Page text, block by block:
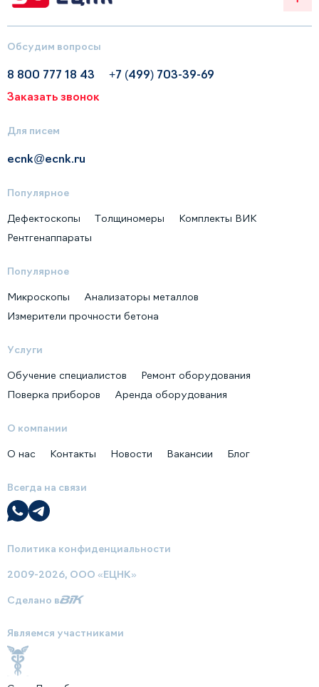
Обсудим вопросы
8 800 777 18 43
+7 (499) 703-39-69
Заказать звонок
Для писем
ecnk@ecnk.ru
Популярное
Дефектоскопы Толщиномеры
Комплекты ВИК
Рентгенаппараты
Популярное
Микроскопы
Анализаторы металлов
Измерители прочности бетона
Услуги
Обучение специалистов
Ремонт оборудования
Поверка приборов
Аренда оборудования
О компании
О нас Контакты Новости Вакансии Блог
Всегда на связи
Политика конфиденциальности
2009-2026, ООО «ЕЦНК»
Сделано в
Являемся участниками